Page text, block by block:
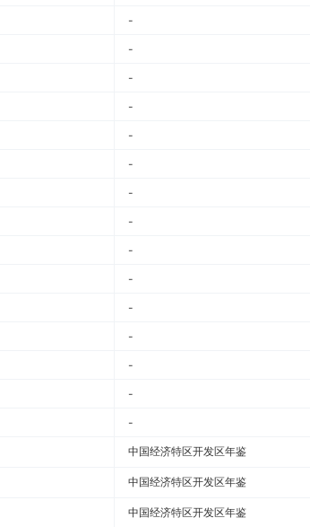
-
-
-
-
-
-
-
-
-
-
-
-
-
-
-
中国经济特区开发区年鉴
中国经济特区开发区年鉴
中国经济特区开发区年鉴